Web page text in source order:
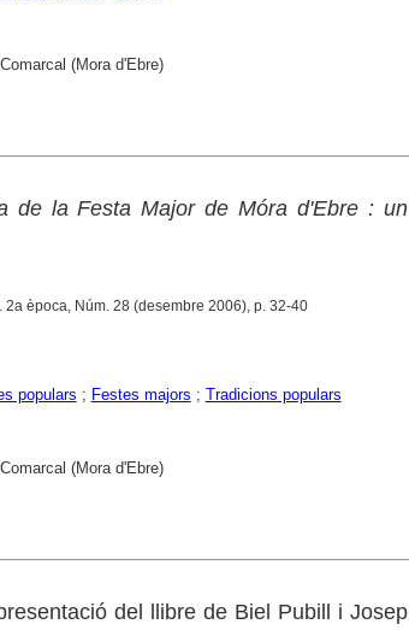
(Mora d'Ebre)
de la Festa Major de Móra d'Ebre : un
2a època, Núm. 28 (desembre 2006), p. 32-40
populars ; Festes majors ; Tradicions populars
(Mora d'Ebre)
del llibre de Biel Pubill i Josep